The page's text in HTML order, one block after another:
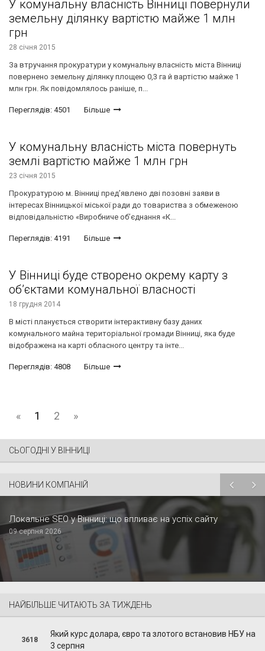
У комунальну власність Вінниці повернули
земельну ділянку вартістю майже 1 млн
грн
28 січня 2015
За втручання прокуратури у комунальну власність міста Вінниці
повернено земельну ділянку площею 0,3 га й вартістю майже 1
млн грн. Як повідомлялось раніше, п...
Переглядів: 4501 Більше
У комунальну власність міста повернуть
землі вартістю майже 1 млн грн
23 січня 2015
Прокуратурою м. Вінниці пред’явлено дві позовні заяви в
інтересах Вінницької міської ради до товариства з обмеженою
відповідальністю «Виробниче об’єднання «К...
Переглядів: 4191 Більше
У Вінниці буде створено окрему карту з
об’єктами комунальної власності
18 грудня 2014
В місті планується створити інтерактивну базу даних
комунального майна територіальної громади Вінниці, яка буде
відображена на карті обласного центру та інте...
Переглядів: 4808 Більше
« 1 2 »
СЬОГОДНІ У ВІННИЦІ
НОВИНИ КОМПАНІЙ
Локальне SEO у Вінниці: що впливає на успіх сайту
09 серпня 2026
НАЙБІЛЬШЕ ЧИТАЮТЬ ЗА ТИЖДЕНЬ
3618
Який курс долара, євро та злотого встановив НБУ на
3 серпня